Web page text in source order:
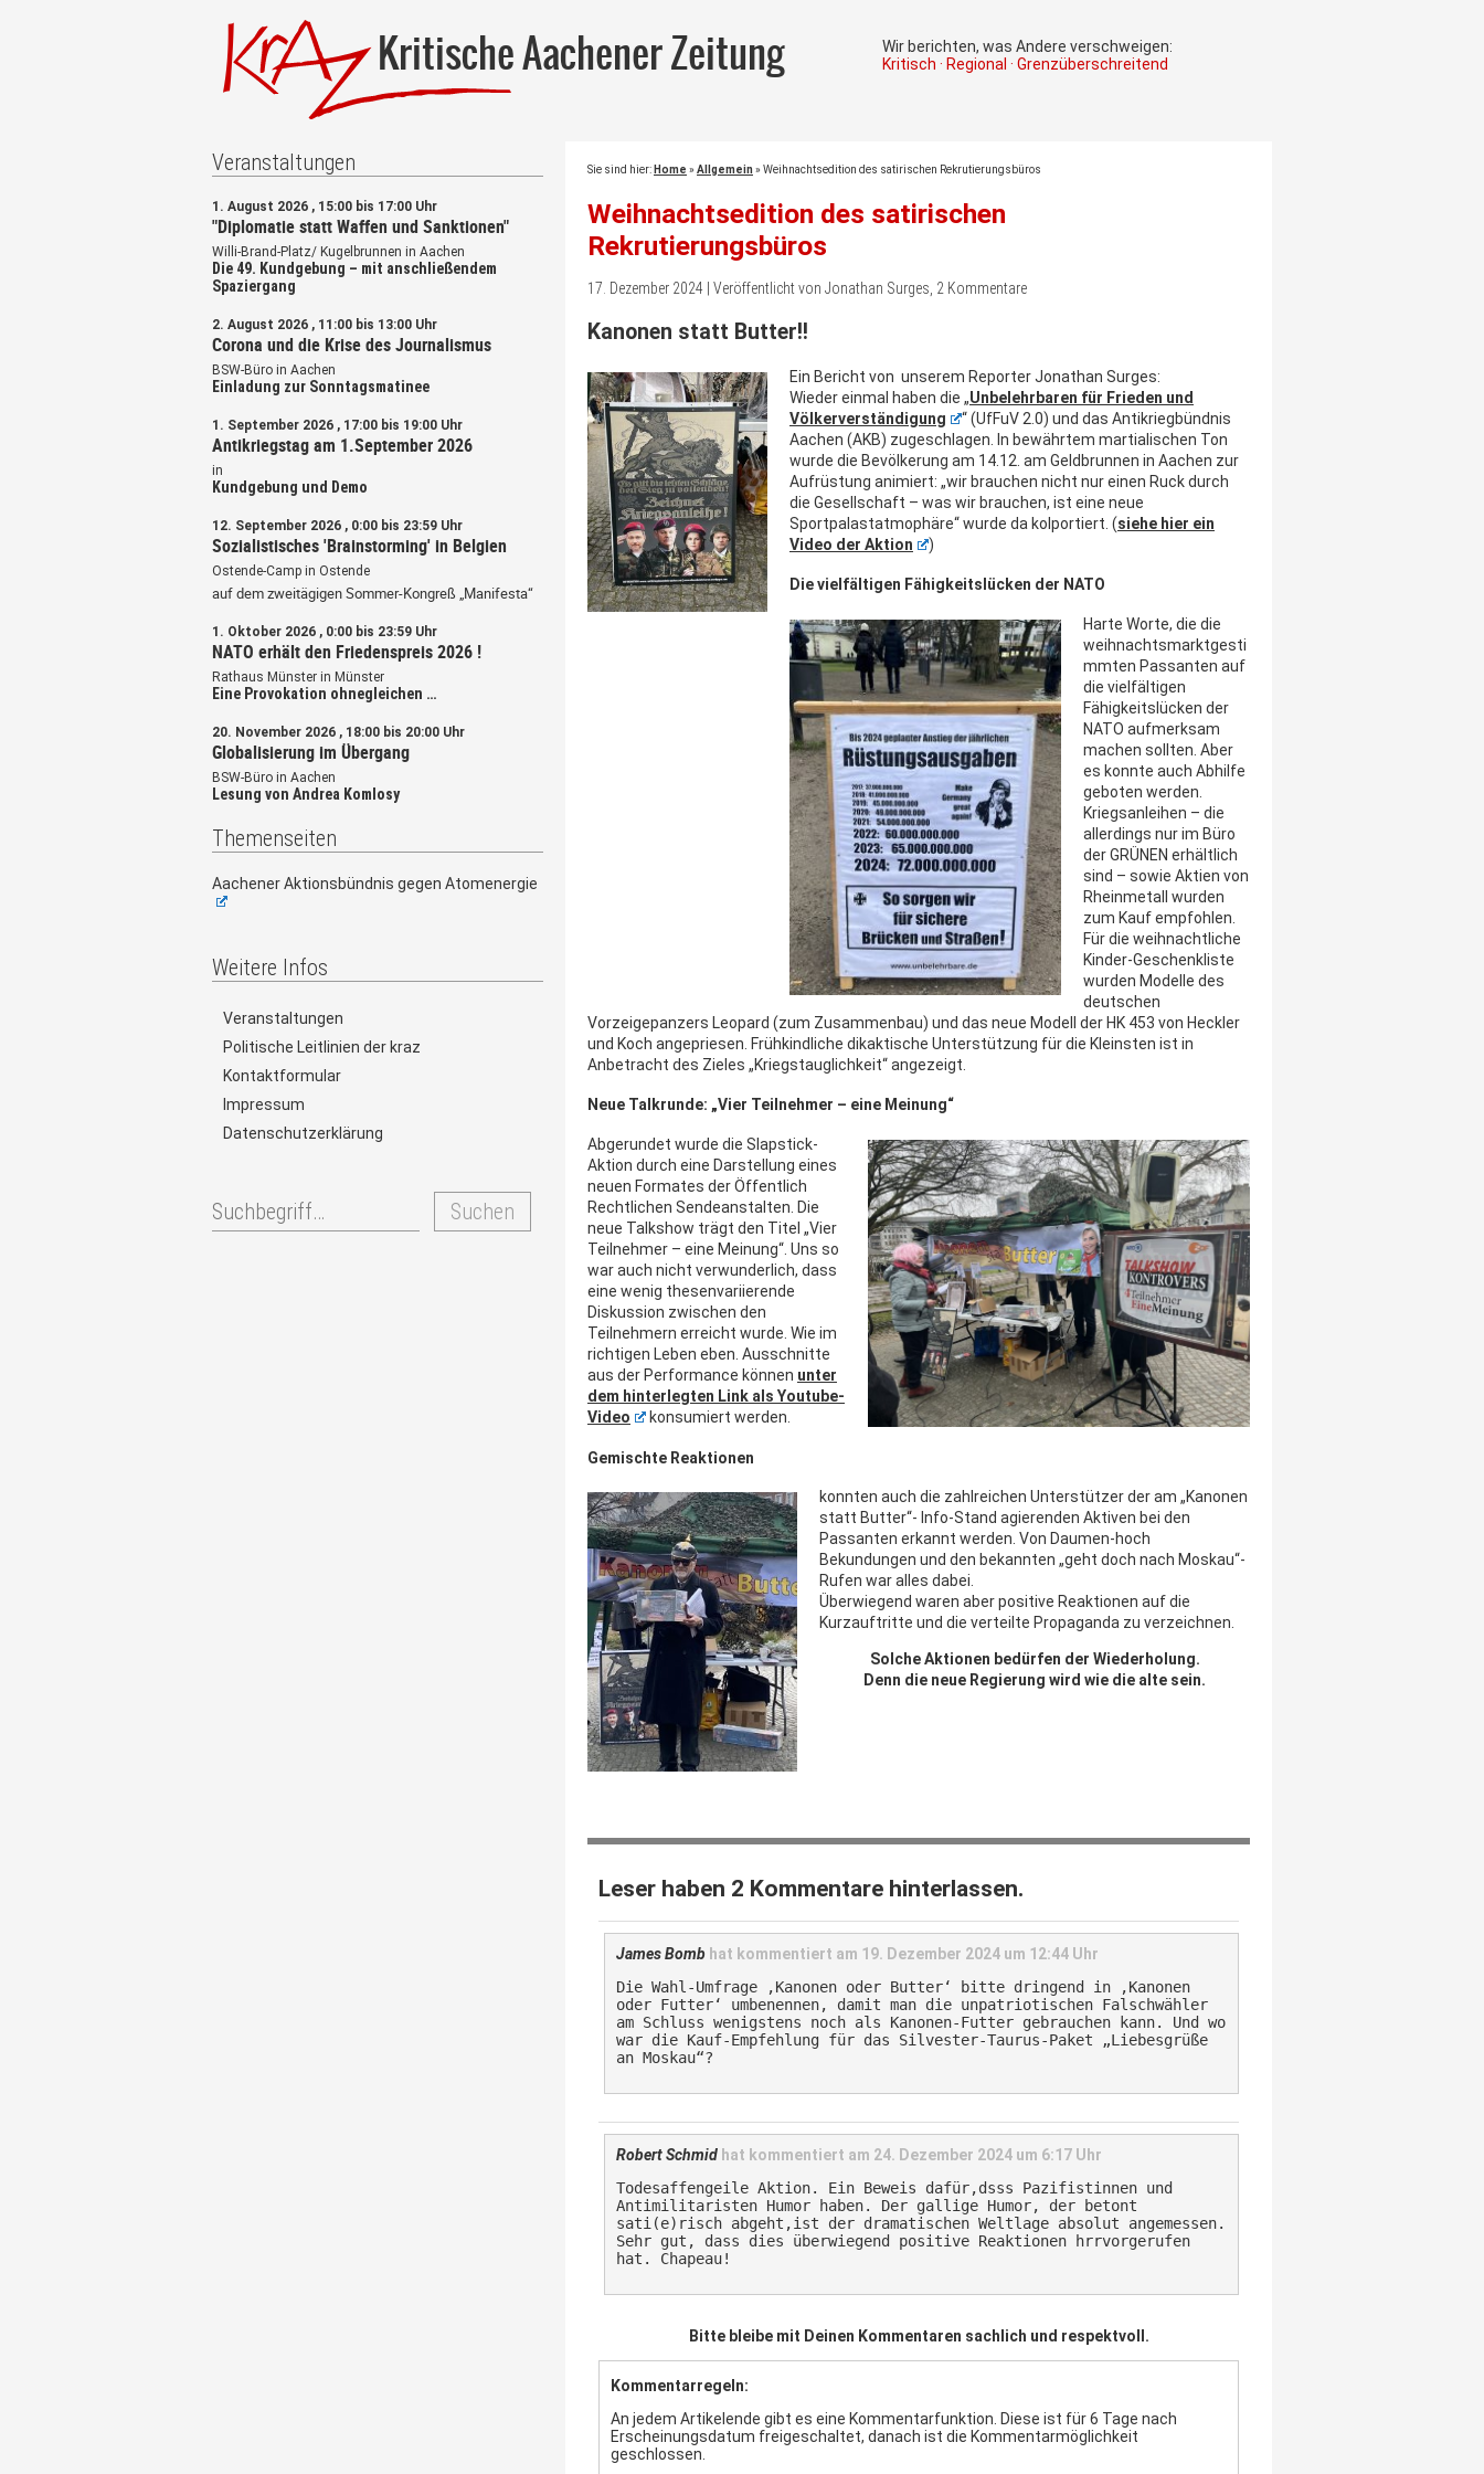
Kritische Aachener Zeitung
Wir berichten, was Andere verschweigen:
Kritisch · Regional · Grenzüberschreitend
Sie sind hier: Home » Allgemein » Weihnachtsedition des satirischen Rekrutierungsbüros
Weihnachtsedition des satirischen
Rekrutierungsbüros
17. Dezember 2024 | Veröffentlicht von Jonathan Surges, 2 Kommentare
Kanonen statt Butter!!
Ein Bericht von unserem Reporter Jonathan Surges:
Wieder einmal haben die „Unbelehrbaren für Frieden und
Völkerverständigung
“ (UfFuV 2.0) und das Antikriegbündnis
Aachen (AKB) zugeschlagen. In bewährtem martialischen Ton
wurde die Bevölkerung am 14.12. am Geldbrunnen in Aachen zur
Aufrüstung animiert: „wir brauchen nicht nur einen Ruck durch
die Gesellschaft – was wir brauchen, ist eine neue
Sportpalastatmophäre“ wurde da kolportiert. (siehe hier ein
Video der Aktion
)
Die vielfältigen Fähigkeitslücken der NATO
Harte Worte, die die
weihnachtsmarktgesti
mmten Passanten auf
die vielfältigen
Fähigkeitslücken der
NATO aufmerksam
machen sollten. Aber
es konnte auch Abhilfe
geboten werden.
Kriegsanleihen – die
allerdings nur im Büro
der GRÜNEN erhältlich
sind – sowie Aktien von
Rheinmetall wurden
zum Kauf empfohlen.
Für die weihnachtliche
Kinder-Geschenkliste
wurden Modelle des
deutschen
Vorzeigepanzers Leopard (zum Zusammenbau) und das neue Modell der HK 453 von Heckler
und Koch angepriesen. Frühkindliche dikaktische Unterstützung für die Kleinsten ist in
Anbetracht des Zieles „Kriegstauglichkeit“ angezeigt.
Neue Talkrunde: „Vier Teilnehmer – eine Meinung“
Abgerundet wurde die Slapstick-
Aktion durch eine Darstellung eines
neuen Formates der Öffentlich
Rechtlichen Sendeanstalten. Die
neue Talkshow trägt den Titel „Vier
Teilnehmer – eine Meinung“. Uns so
war auch nicht verwunderlich, dass
eine wenig thesenvariierende
Diskussion zwischen den
Teilnehmern erreicht wurde. Wie im
richtigen Leben eben. Ausschnitte
aus der Performance können unter
dem hinterlegten Link als Youtube-
Video
konsumiert werden.
Gemischte Reaktionen
konnten auch die zahlreichen Unterstützer der am „Kanonen
statt Butter“- Info-Stand agierenden Aktiven bei den
Passanten erkannt werden. Von Daumen-hoch
Bekundungen und den bekannten „geht doch nach Moskau“-
Rufen war alles dabei.
Überwiegend waren aber positive Reaktionen auf die
Kurzauftritte und die verteilte Propaganda zu verzeichnen.
Solche Aktionen bedürfen der Wiederholung.
Denn die neue Regierung wird wie die alte sein.
Leser haben 2 Kommentare hinterlassen.
James Bomb hat kommentiert am 19. Dezember 2024 um 12:44 Uhr
Die Wahl-Umfrage ‚Kanonen oder Butter‘ bitte dringend in ‚Kanonen
oder Futter‘ umbenennen, damit man die unpatriotischen Falschwähler
am Schluss wenigstens noch als Kanonen-Futter gebrauchen kann. Und wo
war die Kauf-Empfehlung für das Silvester-Taurus-Paket „Liebesgrüße
an Moskau“?
Robert Schmid hat kommentiert am 24. Dezember 2024 um 6:17 Uhr
Todesaffengeile Aktion. Ein Beweis dafür,dsss Pazifistinnen und
Antimilitaristen Humor haben. Der gallige Humor, der betont
sati(e)risch abgeht,ist der dramatischen Weltlage absolut angemessen.
Sehr gut, dass dies überwiegend positive Reaktionen hrrvorgerufen
hat. Chapeau!
Bitte bleibe mit Deinen Kommentaren sachlich und respektvoll.
Kommentarregeln:
An jedem Artikelende gibt es eine Kommentarfunktion. Diese ist für 6 Tage nach
Erscheinungsdatum freigeschaltet, danach ist die Kommentarmöglichkeit
geschlossen.
Veranstaltungen
1. August 2026 , 15:00 bis 17:00 Uhr
"Diplomatie statt Waffen und Sanktionen"
Willi-Brand-Platz/ Kugelbrunnen in Aachen
Die 49. Kundgebung – mit anschließendem
Spaziergang
2. August 2026 , 11:00 bis 13:00 Uhr
Corona und die Krise des Journalismus
BSW-Büro in Aachen
Einladung zur Sonntagsmatinee
1. September 2026 , 17:00 bis 19:00 Uhr
Antikriegstag am 1.September 2026
in
Kundgebung und Demo
12. September 2026 , 0:00 bis 23:59 Uhr
Sozialistisches 'Brainstorming' in Belgien
Ostende-Camp in Ostende
auf dem zweitägigen Sommer-Kongreß „Manifesta“
1. Oktober 2026 , 0:00 bis 23:59 Uhr
NATO erhält den Friedenspreis 2026 !
Rathaus Münster in Münster
Eine Provokation ohnegleichen …
20. November 2026 , 18:00 bis 20:00 Uhr
Globalisierung im Übergang
BSW-Büro in Aachen
Lesung von Andrea Komlosy
Themenseiten
Aachener Aktionsbündnis gegen Atomenergie
Weitere Infos
Veranstaltungen
Politische Leitlinien der kraz
Kontaktformular
Impressum
Datenschutzerklärung
Suchen